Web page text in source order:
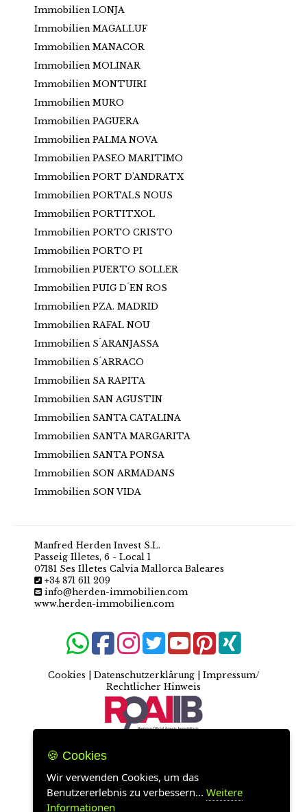
Immobilien LONJA
Immobilien MAGALLUF
Immobilien MANACOR
Immobilien MOLINAR
Immobilien MONTUIRI
Immobilien MURO
Immobilien PAGUERA
Immobilien PALMA NOVA
Immobilien PASEO MARITIMO
Immobilien PORT D'ANDRATX
Immobilien PORTALS NOUS
Immobilien PORTITXOL
Immobilien PORTO CRISTO
Immobilien PORTO PI
Immobilien PUERTO SOLLER
Immobilien PUIG D´EN ROS
Immobilien PZA. MADRID
Immobilien RAFAL NOU
Immobilien S´ARANJASSA
Immobilien S´ARRACO
Immobilien SA RAPITA
Immobilien SAN AGUSTIN
Immobilien SANTA CATALINA
Immobilien SANTA MARGARITA
Immobilien SANTA PONSA
Immobilien SON ARMADANS
Immobilien SON VIDA
Manfred Herden Invest S.L.
Passeig Illetes, 6 - Local 1
07181 Ses Illetes Calvia Mallorca Baleares
+34 871 611 209
info@herden-immobilien.com
www.herden-immobilien.com
Cookies Datenschutzerklärung| Impressum/
Rechtlicher Hinweis
🍪 Cookies
Wir verwenden Cookies, um das
Benutzererlebnis zu verbessern... Weitere
Informationen